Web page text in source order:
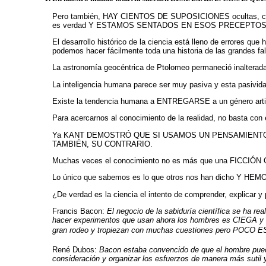
Pero también, HAY CIENTOS DE SUPOSICIONES ocultas,
es verdad Y ESTAMOS SENTADOS EN ESOS
El desarrollo histórico de la ciencia está lleno de errores
podemos hacer fácilmente toda una historia de las grandes
La astronomía geocéntrica de Ptolomeo permaneció
La inteligencia humana parece ser muy pasiva y esta
Existe la tendencia humana a ENTREGARSE a un género
Para acercarnos al conocimiento de la realidad, no basta
Ya KANT DEMOSTRÓ QUE SI USAMOS UN
TAMBIÉN, SU CONTRARIO.
Muchas veces el conocimiento no es más que una FICCIÓN
Lo único que sabemos es lo que otros nos han dicho Y
¿De verdad es la ciencia el intento de comprender, explicar
Francis Bacon: El negocio de la sabiduría científica se ha
hacer experimentos que usan ahora los hombres es CIEGA
gran rodeo y tropiezan con muchas cuestiones pero POCO
René Dubos: Bacon estaba convencido de que el hombre
consideración y organizar los esfuerzos de manera más sutil